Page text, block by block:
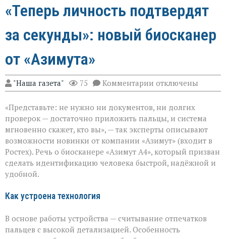
«Теперь личность подтвердят
за секунды»: новый биосканер
от «Азимута»
"Наша газета" 75 Комментарии к
записи
личность
подтвердят
за
секунды»:
новый
биосканер
от
«Азимута»
отключены
«Представьте: не нужно ни документов, ни долгих
проверок — достаточно приложить пальцы, и система
мгновенно скажет, кто вы», — так эксперты описывают
возможности новинки от компании «Азимут» (входит в
Ростех). Речь о биосканере «Азимут А4», который призван
сделать идентификацию человека быстрой, надёжной и
удобной.
Как устроена технология
В основе работы устройства — считывание отпечатков
пальцев с высокой детализацией. Особенность